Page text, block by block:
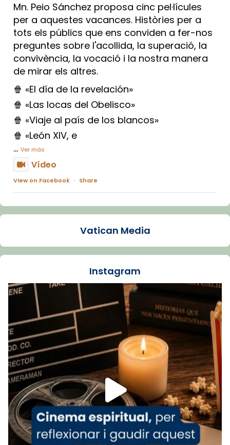
Mn. Peio Sánchez proposa cinc pel·lícules
per a aquestes vacances. Històries per a
tots els públics que ens conviden a fer-nos
preguntes sobre l'acollida, la superació, la
convivència, la vocació i la nostra manera
de mirar els altres.
🍿 «El día de la revelación»
🍿 «Las locas del Obelisco»
🍿 «Viaje al país de los blancos»
🍿 «León XIV, e
... Ver más
Vídeo
View on Facebook · Share
Arquebisbat de Barcelona
La Carmina va patir depressió. Fa gairebé
dos mesos, a l'Estadi Lluís Companys, la
Recupera l'entrevista comp
Vatican
tican News 👇
www.vaticannews.va/es/iglesia/news/2026-
07/carmina-historia-depresion-papa-viaje-
espana-testimoni...
Foto
View on Facebook · Share
Arquebisbat de Barcelona
1 week ago
«Avui les santes Juliana i Semproniana ens
Vatican Media
Instagram